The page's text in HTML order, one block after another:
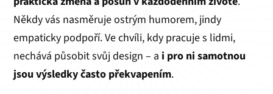
Někdy vás nasměruje ostrým humorem, jindy
empaticky podpoří. Ve chvíli, kdy pracuje s lidmi,
nechává působit svůj design – a i pro ni samotnou
jsou výsledky často překvapením.